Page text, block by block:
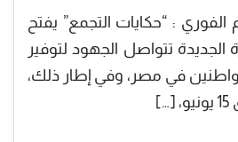
: “حكايات التجمع” يفتح
الجديدة تتواصل الجهود لتوفير
في مصر، وفي إطار ذلك،